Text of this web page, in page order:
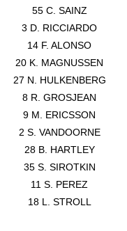
55 C. SAINZ
3 D. RICCIARDO
14 F. ALONSO
20 K. MAGNUSSEN
27 N. HULKENBERG
8 R. GROSJEAN
9 M. ERICSSON
2 S. VANDOORNE
28 B. HARTLEY
35 S. SIROTKIN
11 S. PEREZ
18 L. STROLL